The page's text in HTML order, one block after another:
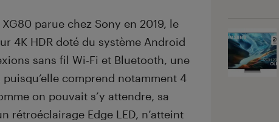
parue chez Sony en 2019, le
4K HDR doté du système Android
sans fil Wi-Fi et Bluetooth, une
comprend notamment 4
on pouvait s’y attendre, sa
rétroéclairage Edge LED, n’atteint